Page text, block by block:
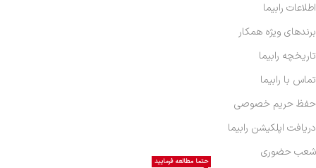
اطلاعات رابیما
برندهای ویژه همکار
تاریخچه رابیما
تماس با رابیما
حفظ حریم خصوصی
دریافت اپلکیشن رابیما
شعب حضوری
حتما مطالعه فرمایید